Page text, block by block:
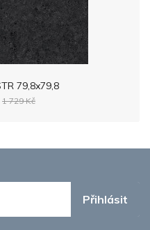
79,8x79,8
1 729 Kč
Přihlásit